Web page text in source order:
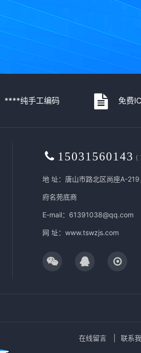
****纯手工编码 免费
15031560143 (
地 址：唐山市路北区尚座A-
府名苑底商
E-mail：61391038@qq.com
网 址：www.tswzjs.com
在线留言 联系